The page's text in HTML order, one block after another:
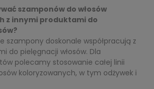
szamponów do włosów
z innymi produktami do
szampony doskonale współpracują z
do pielęgnacji włosów. Dla
polecamy stosowanie całej linii
koloryzowanych, w tym odżywek i